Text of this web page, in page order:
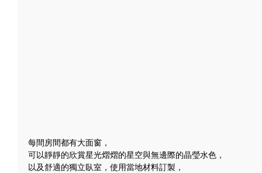
每間房間都有大面窗，
可以靜靜的欣賞星光熠熠的星空與無邊際的晶瑩水色，
以及舒適的獨立臥室，使用當地材料訂製，